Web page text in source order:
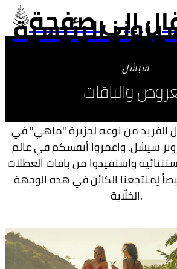
إلى صفحة
الرئيسية
سيشل
والباقات
الفريد من نوعه لجزيرة "ماهي" في
سيشل. واغمروا أنفسكم في عالم
واستفيدوا من باقات العطلات
لِمنتجعنا الكائن في هذه الوجهة
الخلّابة.